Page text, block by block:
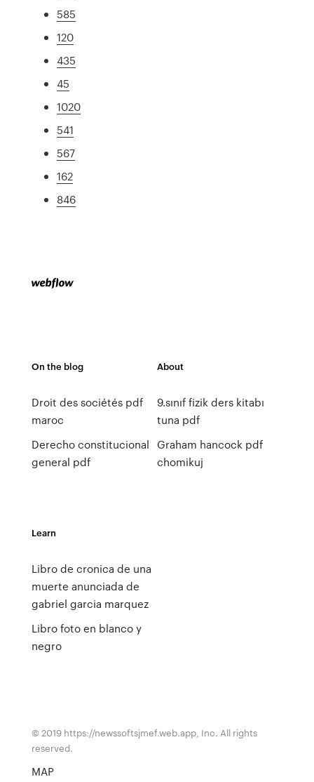
585
120
435
45
1020
541
567
162
846
On the blog
Droit des sociétés pdf
maroc
Derecho constitucional
general pdf
About
9.sınıf fizik ders kitabı
tuna pdf
Graham hancock pdf
chomikuj
Learn
Libro de cronica de una
muerte anunciada de
gabriel garcia marquez
Libro foto en blanco y
negro
© 2019 https://newssoftsjmef.web.app, Inc. All rights
reserved.
MAP